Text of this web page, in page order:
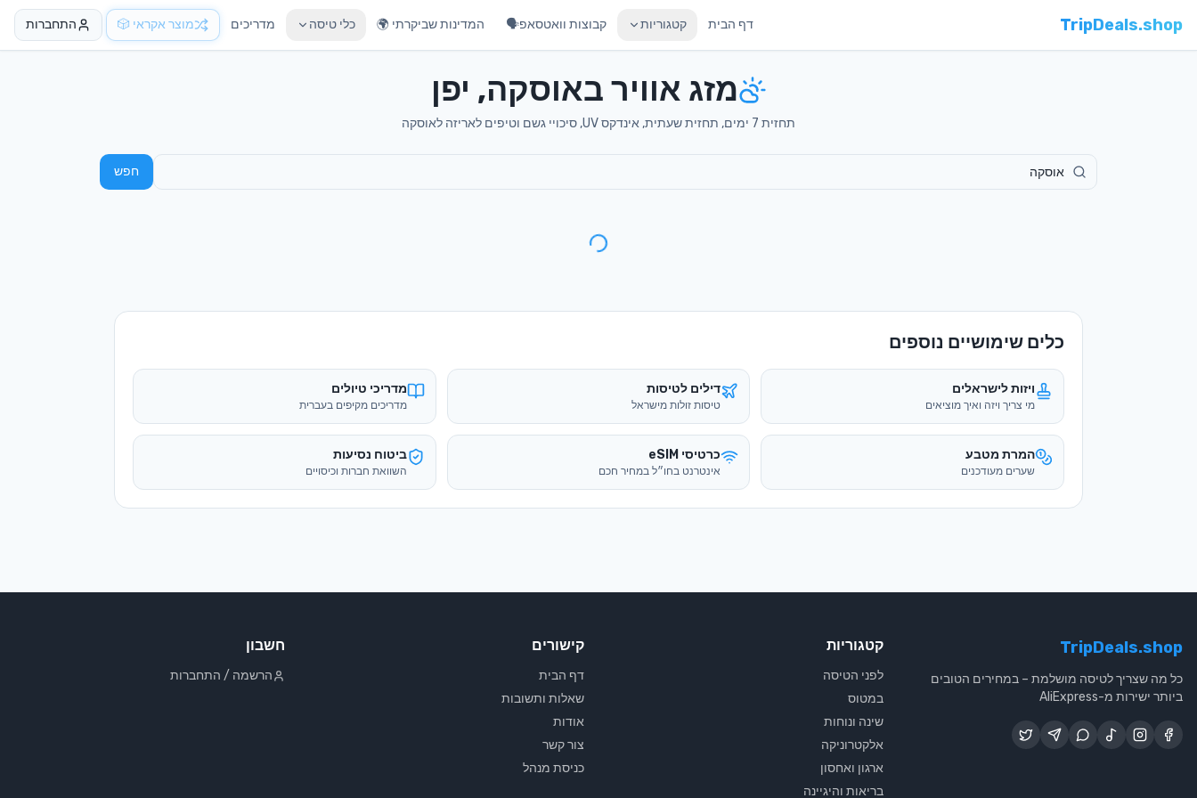
TripDeals.shop דף הבית קטגוריות קבוצות וואטסאפ🗣️ המדינות שביקרתי 🌍 כלי טיסה מדריכים מוצר אקראי 🎲 התחברות
מזג אוויר באוסקה, יפן
תחזית 7 ימים, תחזית שעתית, אינדקס UV, סיכויי גשם וטיפים לאריזה לאוסקה
חפש
כלים שימושיים נוספים
ויזות לישראלים
מי צריך ויזה ואיך מוציאים
דילים לטיסות
טיסות זולות מישראל
מדריכי טיולים
מדריכים מקיפים בעברית
המרת מטבע
שערים מעודכנים
כרטיסי eSIM
אינטרנט בחו״ל במחיר חכם
ביטוח נסיעות
השוואת חברות וכיסויים
TripDeals.shop
כל מה שצריך לטיסה מושלמת – במחירים הטובים
ביותר ישירות מ-AliExpress
קטגוריות
לפני הטיסה
במטוס
שינה ונוחות
אלקטרוניקה
ארגון ואחסון
בריאות והיגיינה
קישורים
דף הבית
שאלות ותשובות
אודות
צור קשר
כניסת מנהל
חשבון
הרשמה / התחברות